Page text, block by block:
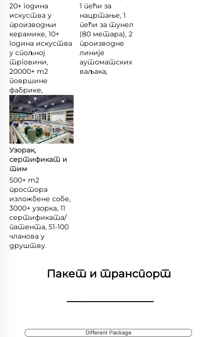
20+ година
искуства у
производњи
керамике, 10+
година искуства
у спољној
трговини,
20000+ m2
површине
фабрике,
1 пећи за
нацртање, 1
пећи за тунел
(80 метара), 2
производне
линије
аутоматских
ваљака,
Узорак,
сертификат и
тим
500+ m2
простора
изложбене собе,
3000+ узорка, 11
сертификата/
патента, 51-100
чланова у
друштву.
Пакет и транспорт
________________